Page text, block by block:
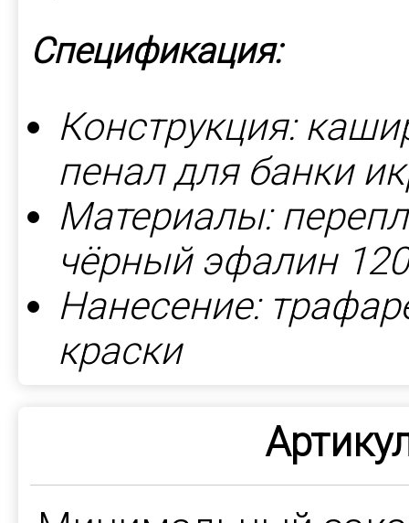
Спецификация:
Конструкция:
пенал для банки
Материалы:
чёрный эфалин
Нанесение:
краски